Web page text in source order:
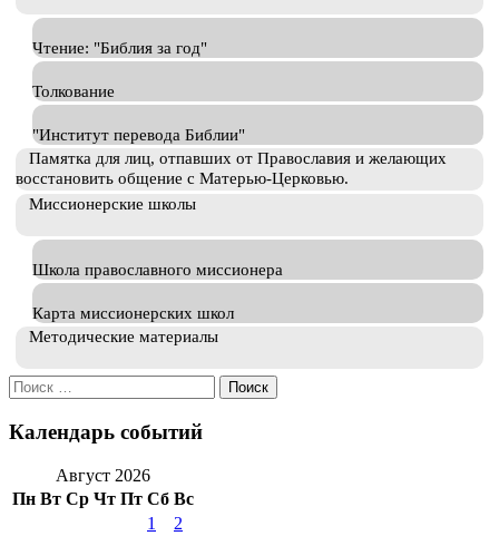
Чтение: "Библия за год"
Толкование
"Институт перевода Библии"
Памятка для лиц, отпавших от Православия и желающих
восстановить общение с Матерью-Церковью.
Миссионерские школы
Школа православного миссионера
Карта миссионерских школ
Методические материалы
Искать:
Календарь событий
Август 2026
Пн Вт Ср Чт Пт Сб Вс
1
2